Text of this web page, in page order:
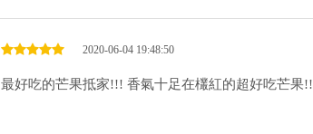
2020-06-04 19:48:50
最好吃的芒果抵家!!! 香氣十足在欉紅的超好吃芒果!!